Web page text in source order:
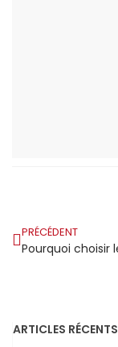
PRÉCÉDENT
ARTICLES RÉCENTS